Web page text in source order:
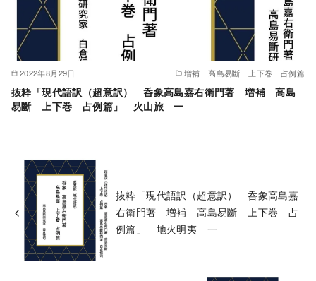
2022年8月29日 増補 高島易斷 上下巻 占例篇
抜粋「現代語訳（超意訳） 呑象高島嘉右衛門著 増補 高島
易斷 上下巻 占例篇」 火山旅 一
抜粋「現代語訳（超意訳） 呑象高島嘉
右衛門著 増補 高島易斷 上下巻 占
例篇」 地火明夷 一